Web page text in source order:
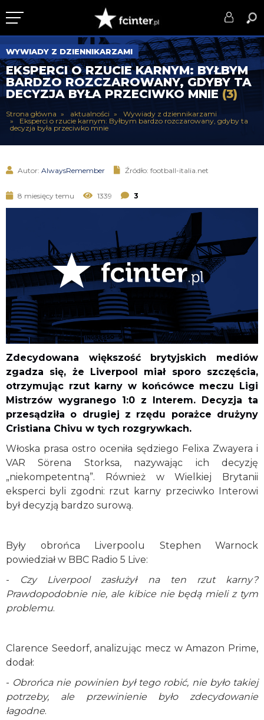
KLUB
DRUŻYNA
SERIE A
PUCHARY
SERWIS
WYWIADY Z DZIENNIKARZAMI
EKSPERCI O RZUCIE KARNYM: BYŁBYM
BARDZO ROZCZAROWANY, GDYBY TA
DECYZJA BYŁA PRZECIWKO MNIE (3)
Strona główna aktualności
Wywiady z dziennikarzami
Eksperci o rzucie karnym: Byłbym bardzo rozczarowany, gdyby ta
decyzja była przeciwko mnie
Autor: AlwaysRemember Źródło: football-italia.net
8 miesięcy temu 1339 3
Zdecydowana większość brytyjskich mediów
zgadza się, że Liverpool miał sporo szczęścia,
otrzymując rzut karny w końcówce meczu Ligi
Mistrzów wygranego 1:0 z Interem. Decyzja ta
przesądziła o drugiej z rzędu porażce drużyny
Cristiana Chivu w tych rozgrywkach.
Włoska prasa ostro oceniła sędziego Felixa Zwayera i
VAR Sörena Storksa, nazywając ich decyzję
„niekompetentną”. Również w Wielkiej Brytanii
eksperci byli zgodni: rzut karny przeciwko Interowi
był decyzją bardzo surową.
Były obrońca Liverpoolu Stephen Warnock
powiedział w BBC Radio 5 Live:
- Czy Liverpool zasłużył na ten rzut karny?
Prawdopodobnie nie, ale kibice nie będą mieli z tym
problemu.
Clarence Seedorf, analizując mecz w Amazon Prime,
dodał:
- Obrońca nie powinien był tego robić, nie było takiej
potrzeby, ale przewinienie było zdecydowanie
łagodne.